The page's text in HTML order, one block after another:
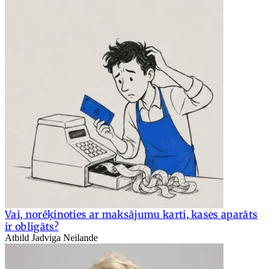
Vai, norēķinoties ar maksājumu karti, kases aparāts
ir obligāts?
Atbild Jadviga Neilande